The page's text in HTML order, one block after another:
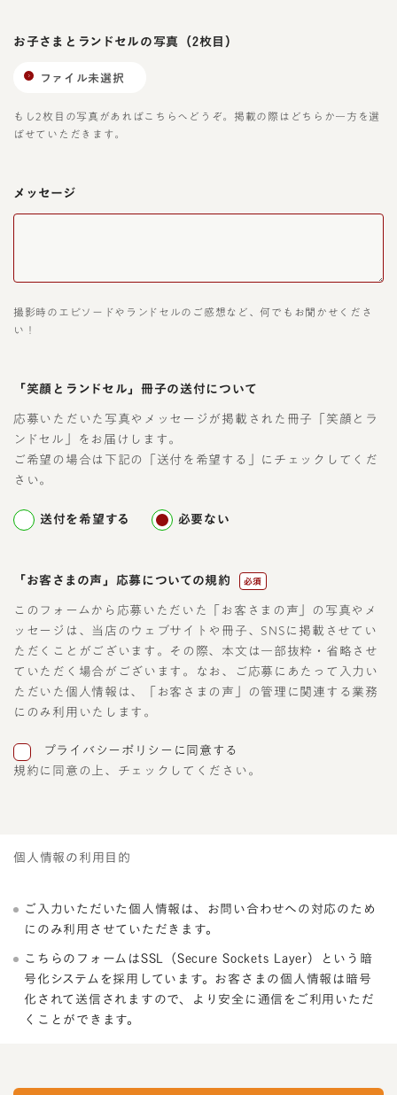
お子さまとランドセルの写真 （2枚目）
ファイル未選択
もし2枚目の写真があればこちらへどうぞ。掲載の際はどちらか一方を選
ばせていただきます。
メッセージ
撮影時のエピソードやランドセルのご感想など、何でもお聞かせくださ
い！
「笑顔とランドセル」冊子の送付について
応募いただいた写真やメッセージが掲載された冊子「笑顔とラ
ンドセル」をお届けします。
ご希望の場合は下記の「送付を希望する」にチェックしてくだ
さい。
送付を希望する 必要ない
「お客さまの声」応募についての規約 必須
このフォームから応募いただいた「お客さまの声」の写真やメ
ッセージは、当店のウェブサイトや冊子、SNSに掲載させてい
ただくことがございます。その際、本文は一部抜粋・省略させ
ていただく場合がございます。なお、ご応募にあたって入力い
ただいた個人情報は、「お客さまの声」の管理に関連する業務
にのみ利用いたします。
プライバシーポリシーに同意する
規約に同意の上、チェックしてください。
個人情報の利用目的
ご入力いただいた個人情報は、お問い合わせへの対応のため
にのみ利用させていただきます。
こちらのフォームはSSL（Secure Sockets Layer）という暗
号化システムを採用しています。お客さまの個人情報は暗号
化されて送信されますので、より安全に通信をご利用いただ
くことができます。